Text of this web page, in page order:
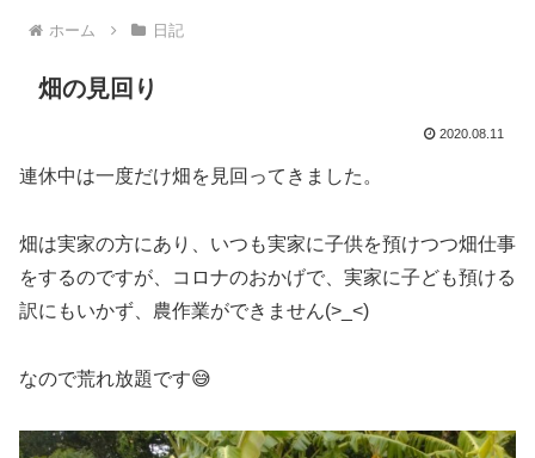
ホーム 日記
畑の見回り
2020.08.11
連休中は一度だけ畑を見回ってきました。
畑は実家の方にあり、いつも実家に子供を預けつつ畑仕事
をするのですが、コロナのおかげで、実家に子ども預ける
訳にもいかず、農作業ができません(>_<)
なので荒れ放題です😅